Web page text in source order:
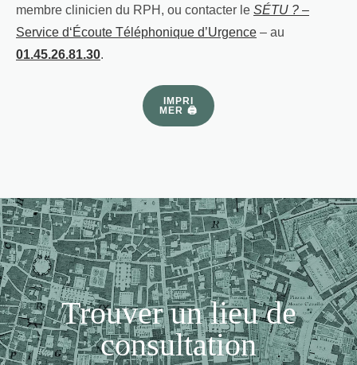
membre clinicien du RPH, ou contacter le SÉTU ? –
Service d‘Écoute Téléphonique d’Urgence – au
01.45.26.81.30.
IMPRI
MER 🖨
Trouver un lieu de
consultation